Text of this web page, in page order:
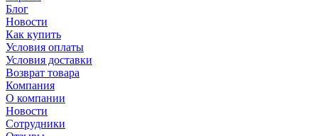
Блог
Новости
Как купить
Условия оплаты
Условия доставки
Возврат товара
Компания
О компании
Новости
Сотрудники